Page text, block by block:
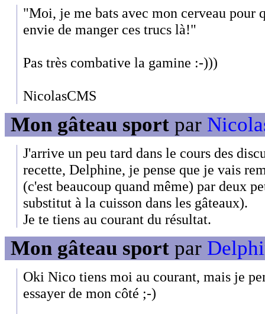
"Moi, je me bats avec mon cerveau pour
envie de manger ces trucs là!"
Pas très combative la gamine :-)))
NicolasCMS
Mon gâteau sport par
J'arrive un peu tard dans le cours des
recette, Delphine, je pense que je vais
(c'est beaucoup quand même) par deux
substitut à la cuisson dans les gâteaux).
Je te tiens au courant du résultat.
Mon gâteau sport par
Oki Nico tiens moi au courant, mais je
essayer de mon côté ;-)